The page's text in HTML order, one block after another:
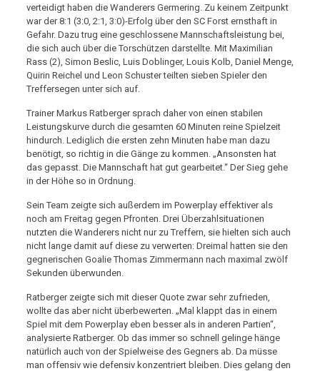
verteidigt haben die Wanderers Germering. Zu keinem Zeitpunkt
war der 8:1 (3:0, 2:1, 3:0)-Erfolg über den SC Forst ernsthaft in
Gefahr. Dazu trug eine geschlossene Mannschaftsleistung bei,
die sich auch über die Torschützen darstellte. Mit Maximilian
Rass (2), Simon Beslic, Luis Doblinger, Louis Kolb, Daniel Menge,
Quirin Reichel und Leon Schuster teilten sieben Spieler den
Treffersegen unter sich auf.
Trainer Markus Ratberger sprach daher von einen stabilen
Leistungskurve durch die gesamten 60 Minuten reine Spielzeit
hindurch. Lediglich die ersten zehn Minuten habe man dazu
benötigt, so richtig in die Gänge zu kommen. „Ansonsten hat
das gepasst. Die Mannschaft hat gut gearbeitet.“ Der Sieg gehe
in der Höhe so in Ordnung.
Sein Team zeigte sich außerdem im Powerplay effektiver als
noch am Freitag gegen Pfronten. Drei Überzahlsituationen
nutzten die Wanderers nicht nur zu Treffern, sie hielten sich auch
nicht lange damit auf diese zu verwerten: Dreimal hatten sie den
gegnerischen Goalie Thomas Zimmermann nach maximal zwölf
Sekunden überwunden.
Ratberger zeigte sich mit dieser Quote zwar sehr zufrieden,
wollte das aber nicht überbewerten. „Mal klappt das in einem
Spiel mit dem Powerplay eben besser als in anderen Partien“,
analysierte Ratberger. Ob das immer so schnell gelinge hänge
natürlich auch von der Spielweise des Gegners ab. Da müsse
man offensiv wie defensiv konzentriert bleiben. Dies gelang den